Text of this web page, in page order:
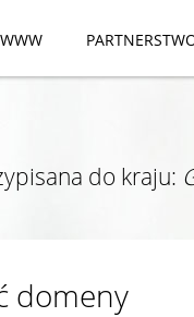
do kraju:
domeny